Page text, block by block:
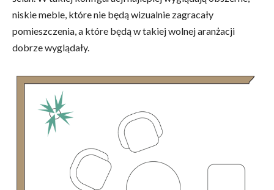
niskie meble, które nie będą wizualnie zagracały
pomieszczenia, a które będą w takiej wolnej aranżacji
dobrze wyglądały.